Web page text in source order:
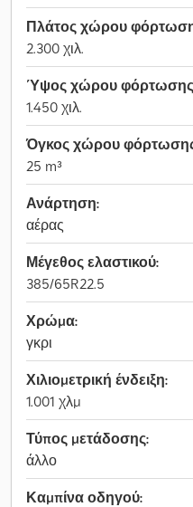
Πλάτος χώρου
2.300 χιλ.
Ύψος χώρου
1.450 χιλ.
Όγκος χώρου
25 m³
Ανάρτηση:
αέρας
Μέγεθος ελαστικού:
385/65R22.5
Χρώμα:
γκρι
Χιλιομετρική ένδειξη:
1.001 χλμ
Τύπος μετάδοσης:
άλλο
Καμπίνα οδηγού: